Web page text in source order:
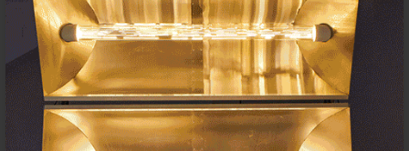
Agenda